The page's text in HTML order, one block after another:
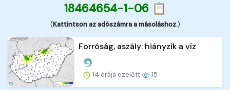
18464654-1-06 📋
(Kattintson az adószámra a másoláshoz.)
Forróság, aszály: hiányzik a víz
14 órája ezelőtt 15